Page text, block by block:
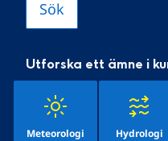
Utforska ett ämne i
Meteorologi Hydrologi